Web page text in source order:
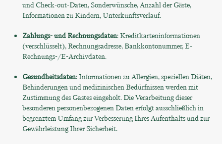
und Check-out-Daten, Sonderwünsche, Anzahl der Gäste,
Informationen zu Kindern, Unterkunftsverlauf.
Zahlungs- und Rechnungsdaten: Kreditkarteninformationen
(verschlüsselt), Rechnungsadresse, Bankkontonummer, E-
Rechnungs-/E-Archivdaten.
Gesundheitsdaten: Informationen zu Allergien, speziellen Diäten,
Behinderungen und medizinischen Bedürfnissen werden mit
Zustimmung des Gastes eingeholt. Die Verarbeitung dieser
besonderen personenbezogenen Daten erfolgt ausschließlich in
begrenztem Umfang zur Verbesserung Ihres Aufenthalts und zur
Gewährleistung Ihrer Sicherheit.